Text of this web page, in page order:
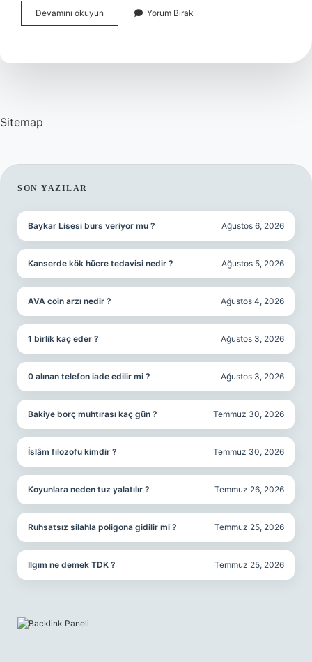
Devamını okuyun Sertifika
Alınca
Yorum Bırak
Sitemap
SIDEBAR
SON YAZILAR
Baykar Lisesi burs veriyor mu ? Ağustos 6, 2026
Kanserde kök hücre tedavisi nedir ? Ağustos 5, 2026
AVA coin arzı nedir ? Ağustos 4, 2026
1 birlik kaç eder ? Ağustos 3, 2026
0 alınan telefon iade edilir mi ? Ağustos 3, 2026
Bakiye borç muhtırası kaç gün ? Temmuz 30, 2026
İslâm filozofu kimdir ? Temmuz 30, 2026
Koyunlara neden tuz yalatılır ? Temmuz 26, 2026
Ruhsatsız silahla poligona gidilir mi ? Temmuz 25, 2026
Ilgım ne demek TDK ? Temmuz 25, 2026